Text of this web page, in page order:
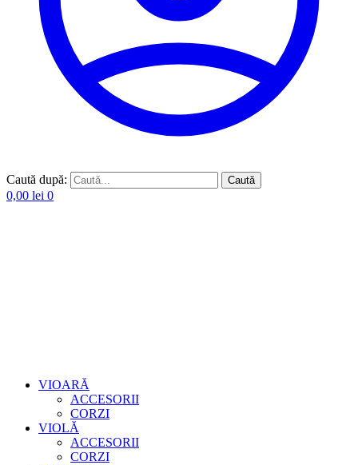
Caută după: Caută
0,00 lei 0
VIOARĂ
ACCESORII
CORZI
VIOLĂ
ACCESORII
CORZI